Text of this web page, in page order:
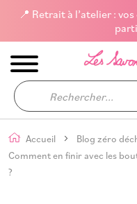
📍 Retrait à l’atelier :
Accueil
Blog zéro
Comment en finir avec les
?